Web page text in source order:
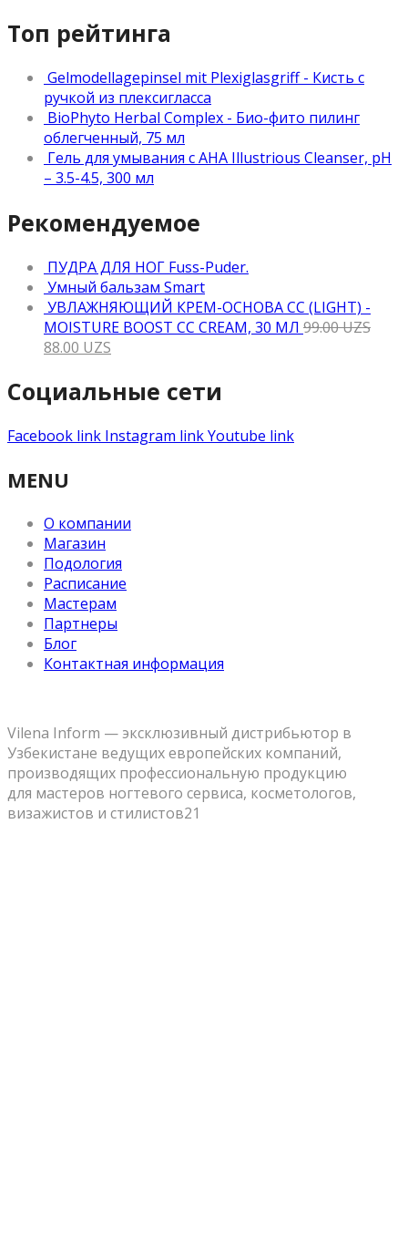
Топ рейтинга
Gelmodellagepinsel mit Plexiglasgriff - Кисть с
ручкой из плексигласса
BioPhyto Herbal Complex - Био-фито пилинг
облегченный, 75 мл
Гель для умывания с АНА Illustrious Cleanser, рН
– 3.5-4.5, 300 мл
Рекомендуемое
ПУДРА ДЛЯ НОГ Fuss-Puder.
Умный бальзам Smart
УВЛАЖНЯЮЩИЙ КРЕМ-ОСНОВА CC (LIGHT) -
MOISTURE BOOST CC CREAM, 30 МЛ 99.00UZS
88.00 UZS
Социальные сети
Facebook link Instagram linkYoutube link
MENU
О компании
Магазин
Подология
Расписание
Мастерам
Партнеры
Блог
Контактная информация
Vilena Inform — эксклюзивный дистрибьютор в
Узбекистане ведущих европейских компаний,
производящих профессиональную продукцию
для мастеров ногтевого сервиса, косметологов,
визажистов и стилистов21